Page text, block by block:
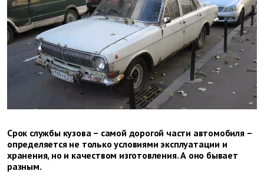
Срок службы кузова – самой дорогой части автомобиля –
определяется не только условиями эксплуатации и
хранения, но и качеством изготовления. А оно бывает
разным.